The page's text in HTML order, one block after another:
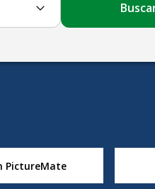
PictureMate